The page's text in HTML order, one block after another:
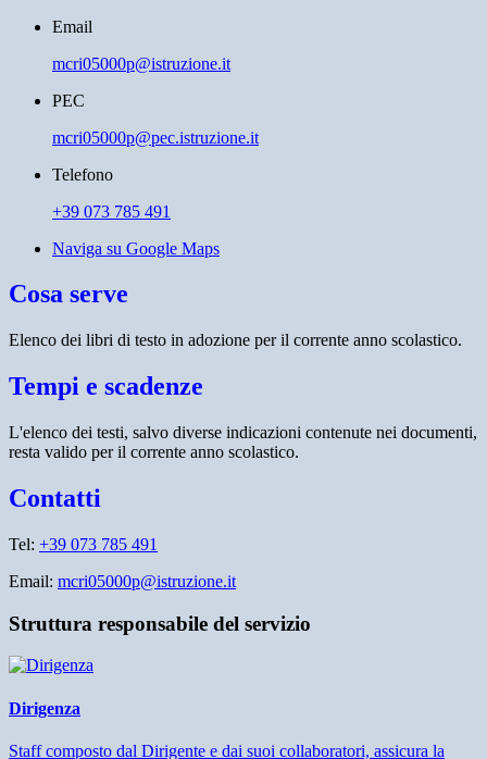
Email
mcri05000p@istruzione.it
PEC
mcri05000p@pec.istruzione.it
Telefono
+39 073 785 491
Naviga su Google Maps
Cosa serve
Elenco dei libri di testo in adozione per il corrente anno scolastico.
Tempi e scadenze
L'elenco dei testi, salvo diverse indicazioni contenute nei documenti,
resta valido per il corrente anno scolastico.
Contatti
Tel: +39 073 785 491
Email: mcri05000p@istruzione.it
Struttura responsabile del servizio
Dirigenza
Staff composto dal Dirigente e dai suoi collaboratori, assicura la